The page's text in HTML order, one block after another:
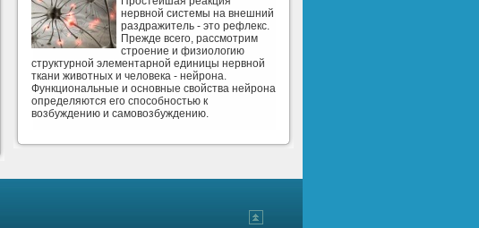
нервной системы на внешний
раздражитель - это рефлекс.
Прежде всего, рассмотрим
строение и физиологию
структурной элементарной единицы нервной
ткани животных и человека - нейрона.
Функциональные и основные свойства нейрона
определяются его способностью к
возбуждению и самовозбуждению.